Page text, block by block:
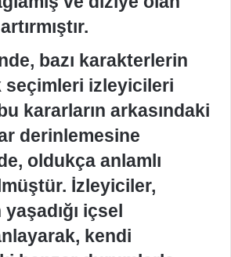
bazı karakterlerin
seçimleri izleyicileri
kararların arkasındaki
derinlemesine
oldukça anlamlı
İzleyiciler,
içsel
kendi